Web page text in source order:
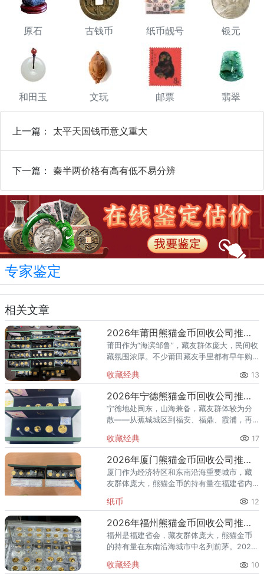
原石 古钱币 纸币靓号 银元
和田玉 文玩 邮票 翡翠
上一篇： 太平天国钱币意义重大
下一篇： 秦半两价格有高有低不易分辨
专家鉴定
相关文章
2026年莆田熊猫金币回收公司推荐 你的金币适合哪种回收方式？
莆田作为“海滨邹鲁”，藏友群体庞大，民间收
藏氛围浓厚。不少莆田藏友手里都有早年购
自收藏市场，还有的是海外带回。到了2026
年想变现时，却发现：
收藏经典 13
2026年宁德熊猫金币回收公司推荐 宁德藏友上门回收全攻略
宁德地处闽东，山海兼备，藏友群体较为分
散——从蕉城城区到福安、福鼎、霞浦，再
想要集中咨询或跑一趟实体店都不太现实。
对于宁德藏友来说，手里的熊猫
收藏经典 17
2026年厦门熊猫金币回收公司推荐 你的金币适合哪种回收方式？
厦门作为经济特区和东南沿海重要城市，藏
友群体庞大，熊猫金币的持有量在福建省内
运行，不少厦门藏友想趁高出手，却面临一
个常见困惑：厦门市面上收
纸币 12
2026年福州熊猫金币回收公司推荐 福州回收熊猫金币的地方
福州是福建省会，藏友群体庞大，熊猫金币
的持有量在东南沿海城市中名列前茅。2026
想趁高出手，却面临一个实际困惑：福州市
收藏经典 10